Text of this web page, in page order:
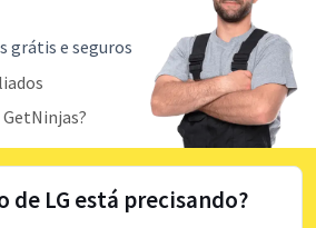
grátis e seguros
de LG está precisando?